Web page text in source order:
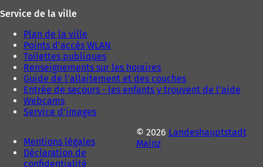
Service de la ville
Plan de la ville
Points d'accès WLAN
Toilettes publiques
Renseignements sur les horaires
Guide de l'allaitement et des couches
Entrée de secours - les enfants y trouvent de l'aide
Webcams
Service d'images
Mentions légales
Déclaration de
confidentialité
© 2026 Landeshauptstadt
Mainz